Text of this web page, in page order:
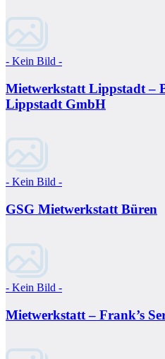
- Kein Bild -
Mietwerkstatt Lippstadt –
Lippstadt GmbH
- Kein Bild -
GSG Mietwerkstatt Büren
- Kein Bild -
Mietwerkstatt – Frank’s